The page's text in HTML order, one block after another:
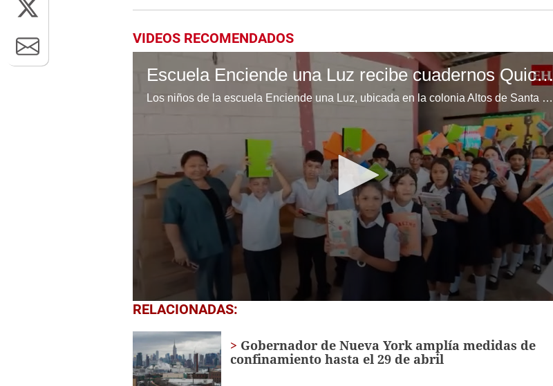
VIDEOS RECOMENDADOS
Escuela Enciende una Luz recibe cuadernos Quick, gracias a la Maratón del Saber
Los niños de la escuela Enciende una Luz, ubicada en la colonia Altos de Santa Rosa, al sur de Tegucigalpa, recibieron cuadernos Quick como parte de la Campaña Maratón del Saber.
0
seconds
1
minute,
56
secondsVolume
0%
RELACIONADAS:
Gobernador de Nueva York amplía medidas de
confinamiento hasta el 29 de abril